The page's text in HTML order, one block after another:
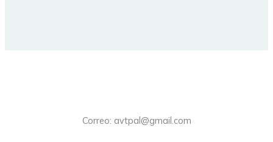
Correo: avtpal@gmail.com